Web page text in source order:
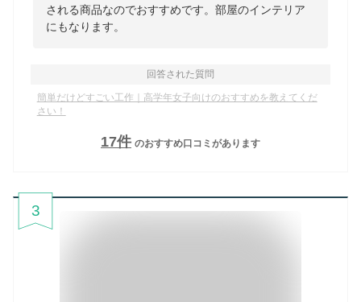
される商品なのでおすすめです。部屋のインテリア
にもなります。
回答された質問
簡単だけどすごい工作｜高学年女子向けのおすすめを教えてくだ
さい！
17件 のおすすめ口コミがあります
3